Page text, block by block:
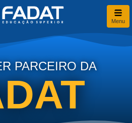
de ferramentas
Menu
PARCEIRO DA